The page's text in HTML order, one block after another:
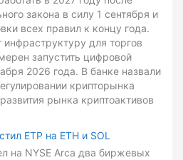
закона в силу 1 сентября и
всех правил к концу года.
для торгов
запустить цифровой
2026 года. В банке назвали
крипторынка
рынка криптоактивов
ETP на ETH и SOL
на NYSE Arca два биржевых